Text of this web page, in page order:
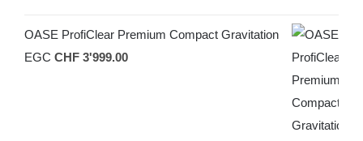
OASE ProfiClear Premium Compact Gravitation
EGC CHF 3'999.00